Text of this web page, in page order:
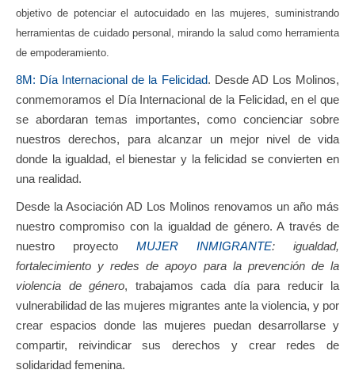
objetivo de potenciar el autocuidado en las mujeres, suministrando
herramientas de cuidado personal, mirando la salud como herramienta
de empoderamiento.
8M: Día Internacional de la Felicidad. Desde AD Los Molinos,
conmemoramos el Día Internacional de la Felicidad, en el que
se abordaran temas importantes, como concienciar sobre
nuestros derechos, para alcanzar un mejor nivel de vida
donde la igualdad, el bienestar y la felicidad se convierten en
una realidad.
Desde la Asociación AD Los Molinos renovamos un año más
nuestro compromiso con la igualdad de género. A través de
nuestro proyecto MUJER INMIGRANTE: igualdad,
fortalecimiento y redes de apoyo para la prevención de la
violencia de género, trabajamos cada día para reducir la
vulnerabilidad de las mujeres migrantes ante la violencia, y por
crear espacios donde las mujeres puedan desarrollarse y
compartir, reivindicar sus derechos y crear redes de
solidaridad femenina.